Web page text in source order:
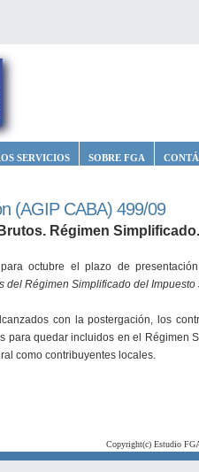
SERVICIOS SOBRE FGA
(AGIP CABA) 499/09
Régimen
octubre el plazo de
del Régimen Simplificado del
con la postergación, los
para quedar incluidos en el Régimen
como contribuyentes locales.
Copyright(c) Estudio